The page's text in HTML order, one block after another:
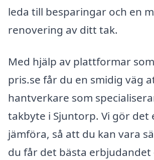
leda till besparingar och en
renovering av ditt tak.
Med hjälp av plattformar
pris.se får du en smidig väg
hantverkare som
takbyte i Sjuntorp. Vi gör det
jämföra, så att du kan vara
du får det bästa erbjudandet